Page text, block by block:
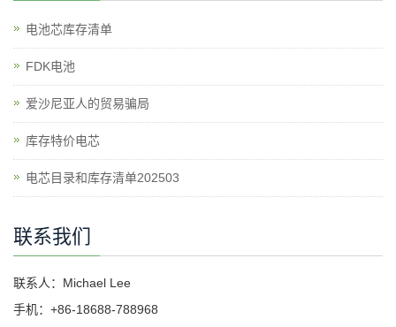
电池芯库存清单
​FDK电池
爱沙尼亚人的贸易骗局
库存特价电芯
电芯目录和库存清单202503
联系我们
联系人：Michael Lee
手机：+86-18688-788968